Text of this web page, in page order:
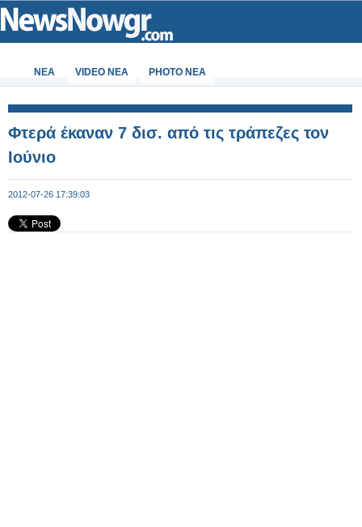
ΝΕΑ VIDEO NEA PHOTO NEA
Φτερά έκαναν 7 δισ. από τις τράπεζες τον
Ιούνιο
2012-07-26 17:39:03